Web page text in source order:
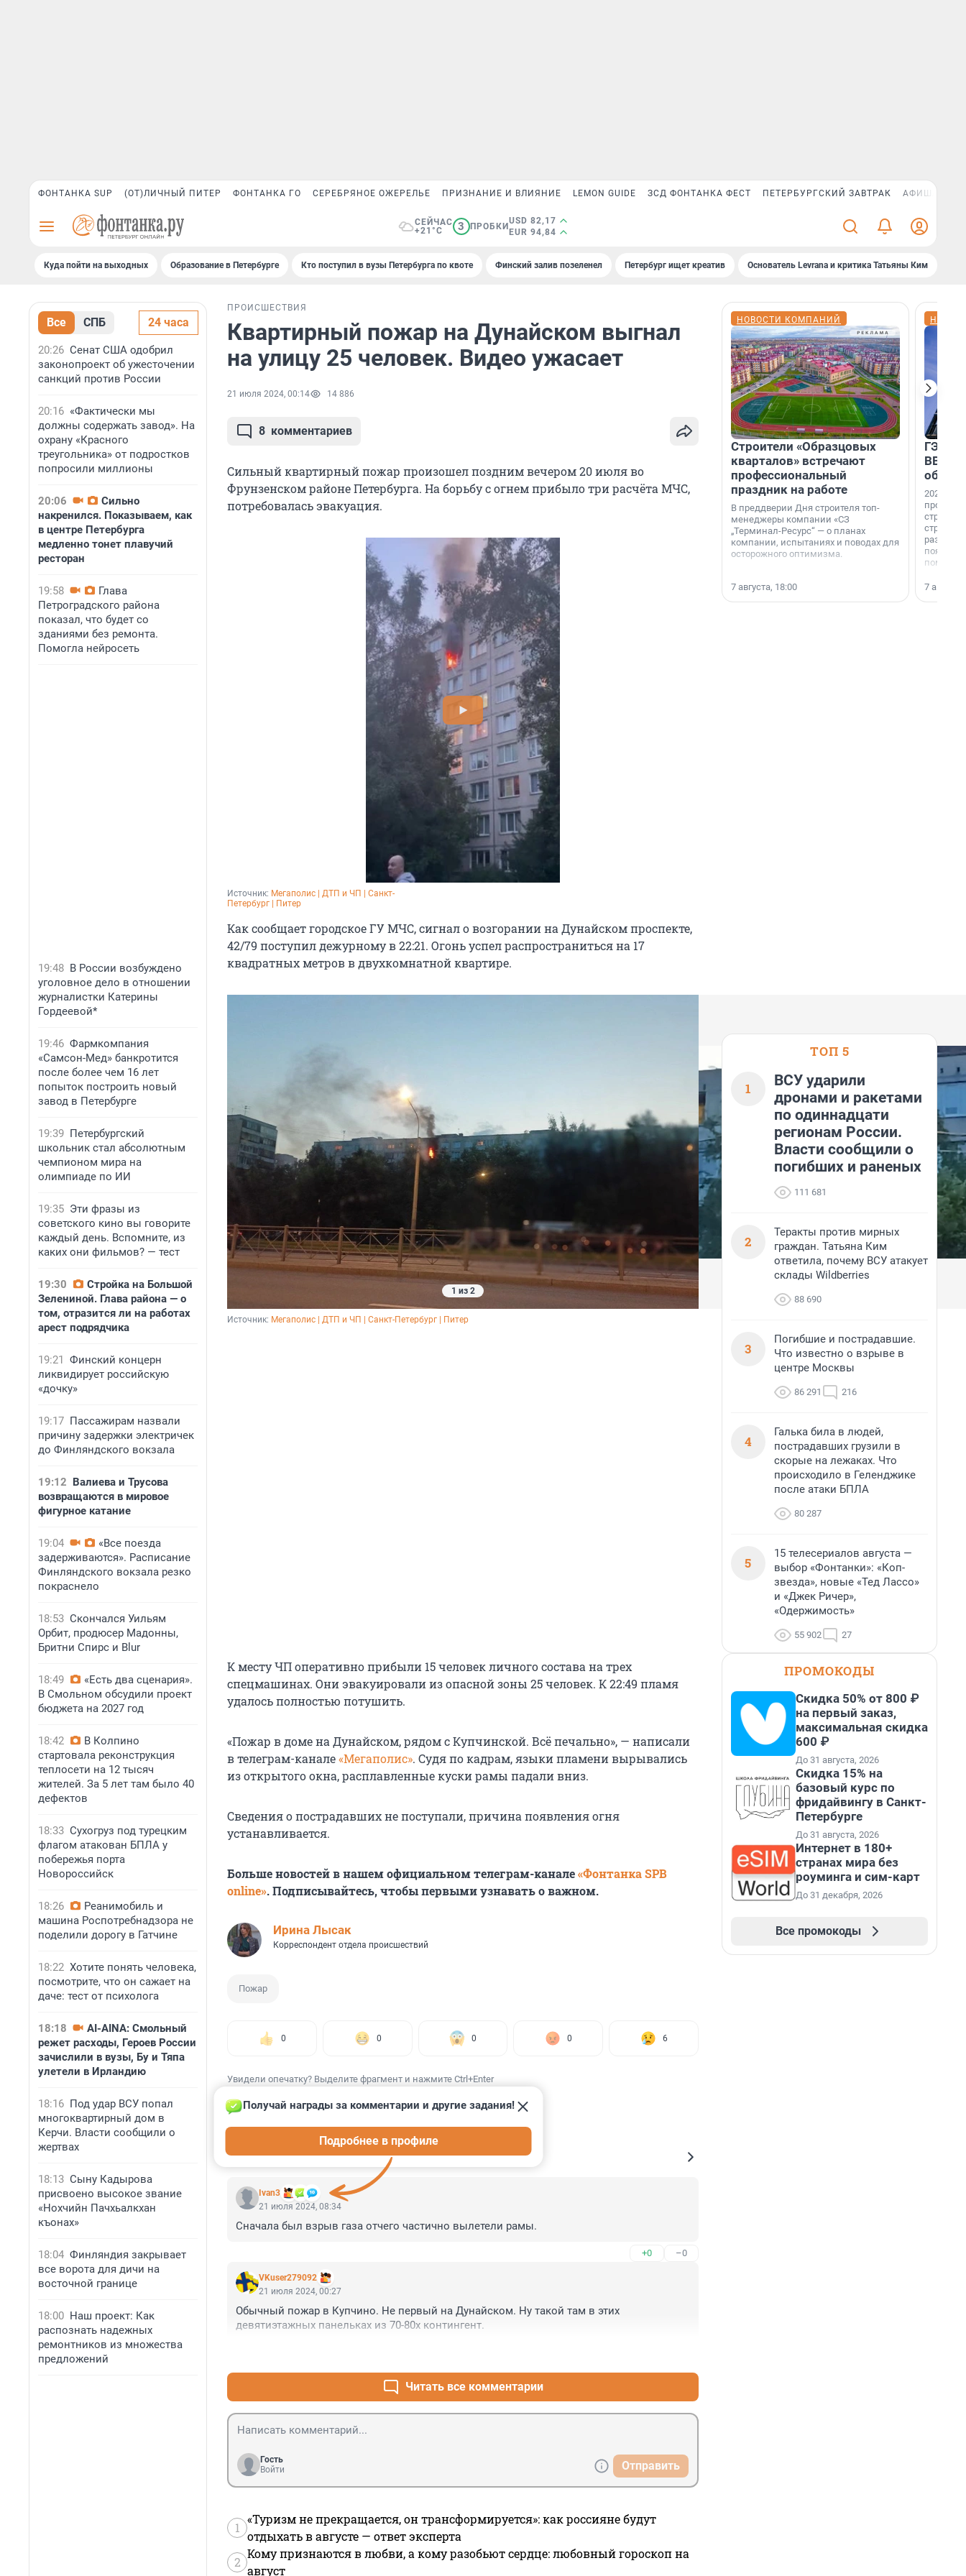
ФОНТАНКА SUP (ОТ)ЛИЧНЫЙ ПИТЕР ФОНТАНКА ГО СЕРЕБРЯНОЕ ОЖЕРЕЛЬЕ ПРИЗНАНИЕ И ВЛИЯНИЕ LEMON GUIDE ЗСД ФОНТАНКА ФЕСТ ПЕТЕРБУРГСКИЙ ЗАВТРАК АФИША PLUS
СЕЙЧАС
+21°C
3 ПРОБКИ
USD 82,17
EUR 94,84
Куда пойти на выходных Образование в Петербурге Кто поступил в вузы Петербурга по квоте Финский залив позеленел Петербург ищет креатив Основатель Levrana и критика Татьяны Ким
Все СПБ 24 часа
20:26 Сенат США одобрил
законопроект об ужесточении
санкций против России
20:16 «Фактически мы
должны содержать завод». На
охрану «Красного
треугольника» от подростков
попросили миллионы
20:06
Сильно
накренился. Показываем, как
в центре Петербурга
медленно тонет плавучий
ресторан
19:58
Глава
Петроградского района
показал, что будет со
зданиями без ремонта.
Помогла нейросеть
19:48 В России возбуждено
уголовное дело в отношении
журналистки Катерины
Гордеевой*
19:46 Фармкомпания
«Самсон-Мед» банкротится
после более чем 16 лет
попыток построить новый
завод в Петербурге
19:39 Петербургский
школьник стал абсолютным
чемпионом мира на
олимпиаде по ИИ
19:35 Эти фразы из
советского кино вы говорите
каждый день. Вспомните, из
каких они фильмов? — тест
19:30
Стройка на Большой
Зелениной. Глава района — о
том, отразится ли на работах
арест подрядчика
19:21 Финский концерн
ликвидирует российскую
«дочку»
19:17 Пассажирам назвали
причину задержки электричек
до Финляндского вокзала
19:12 Валиева и Трусова
возвращаются в мировое
фигурное катание
19:04
«Все поезда
задерживаются». Расписание
Финляндского вокзала резко
покраснело
18:53 Скончался Уильям
Орбит, продюсер Мадонны,
Бритни Спирс и Blur
18:49
«Есть два сценария».
В Смольном обсудили проект
бюджета на 2027 год
18:42
В Колпино
стартовала реконструкция
теплосети на 12 тысяч
жителей. За 5 лет там было 40
дефектов
18:33 Сухогруз под турецким
флагом атакован БПЛА у
побережья порта
Новороссийск
18:26
Реанимобиль и
машина Роспотребнадзора не
поделили дорогу в Гатчине
18:22 Хотите понять человека,
посмотрите, что он сажает на
даче: тест от психолога
18:18
AI-AINA: Смольный
режет расходы, Героев России
зачислили в вузы, Бу и Тяпа
улетели в Ирландию
18:16 Под удар ВСУ попал
многоквартирный дом в
Керчи. Власти сообщили о
жертвах
18:13 Сыну Кадырова
присвоено высокое звание
«Нохчийн Пачхьалкхан
къонах»
18:04 Финляндия закрывает
все ворота для дичи на
восточной границе
18:00 Наш проект: Как
распознать надежных
ремонтников из множества
предложений
ПРОИСШЕСТВИЯ
Квартирный пожар на Дунайском выгнал
на улицу 25 человек. Видео ужасает
21 июля 2024, 00:14 14 886
8 комментариев
Сильный квартирный пожар произошел поздним вечером 20 июля во
Фрунзенском районе Петербурга. На борьбу с огнем прибыло три расчёта МЧС,
потребовалась эвакуация.
Источник: Мегаполис | ДТП и ЧП | Санкт-
Петербург | Питер
Как сообщает городское ГУ МЧС, сигнал о возгорании на Дунайском проспекте,
42/79 поступил дежурному в 22:21. Огонь успел распространиться на 17
квадратных метров в двухкомнатной квартире.
1 из 2
Источник: Мегаполис | ДТП и ЧП | Санкт-Петербург | Питер
К месту ЧП оперативно прибыли 15 человек личного состава на трех
спецмашинах. Они эвакуировали из опасной зоны 25 человек. К 22:49 пламя
удалось полностью потушить.
«Пожар в доме на Дунайском, рядом с Купчинской. Всё печально», — написали
в телеграм-канале«Мегаполис». Судя по кадрам, языки пламени вырывались
из открытого окна, расплавленные куски рамы падали вниз.
Сведения о пострадавших не поступали, причина появления огня
устанавливается.
Больше новостей в нашем официальном телеграм-канале«Фонтанка SPB
online». Подписывайтесь, чтобы первыми узнавать о важном.
Ирина Лысак
Корреспондент отдела происшествий
Пожар
0 0 0 0 6
Увидели опечатку? Выделите фрагмент и нажмите Ctrl+Enter
КОММЕНТАРИИ 8
Ivan3
Получай награды за комментарии и другие задания!
Подробнее в профиле
21 июля 2024, 08:34
Сначала был взрыв газа отчего частично вылетели рамы.
+0 –0
VKuser279092
21 июля 2024, 00:27
Обычный пожар в Купчино. Не первый на Дунайском. Ну такой там в этих
девятиэтажных панельках из 70-80х контингент.
Читать все комментарии
Гость
Войти
Отправить
1
«Туризм не прекращается, он трансформируется»: как россияне будут
отдыхать в августе — ответ эксперта
2
Кому признаются в любви, а кому разобьют сердце: любовный гороскоп на
август
НОВОСТИ КОМПАНИЙ
Строители «Образцовых
кварталов» встречают
профессиональный
праздник на работе
В преддверии Дня строителя топ-
менеджеры компании «СЗ
„Терминал-Ресурс“ — о планах
компании, испытаниях и поводах для
осторожного оптимизма.
7 августа, 18:00
ГЭС,
ВВП: в
об
2026-й —
раз. В
7
ТОП 5
1
ВСУ ударили
дронами и ракетами
по одиннадцати
регионам России.
Власти сообщили о
погибших и раненых
111 681
2
Теракты против мирных
граждан. Татьяна Ким
ответила, почему ВСУ атакует
склады Wildberries
88 690
3
Погибшие и пострадавшие.
Что известно о взрыве в
центре Москвы
86 291 216
4
Галька била в людей,
пострадавших грузили в
скорые на лежаках. Что
происходило в Геленджике
после атаки БПЛА
80 287
5
15 телесериалов августа —
выбор «Фонтанки»: «Коп-
звезда», новые «Тед Лассо»
и «Джек Ричер»,
«Одержимость»
55 902 27
ПРОМОКОДЫ
Скидка 50% от 800 ₽
на первый заказ,
максимальная скидка
600 ₽
До 31 августа, 2026
Скидка 15% на
базовый курс по
фридайвингу в Санкт-
Петербурге
До 31 августа, 2026
Интернет в 180+
странах мира без
роуминга и сим-карт
До 31 декабря, 2026
Все промокоды